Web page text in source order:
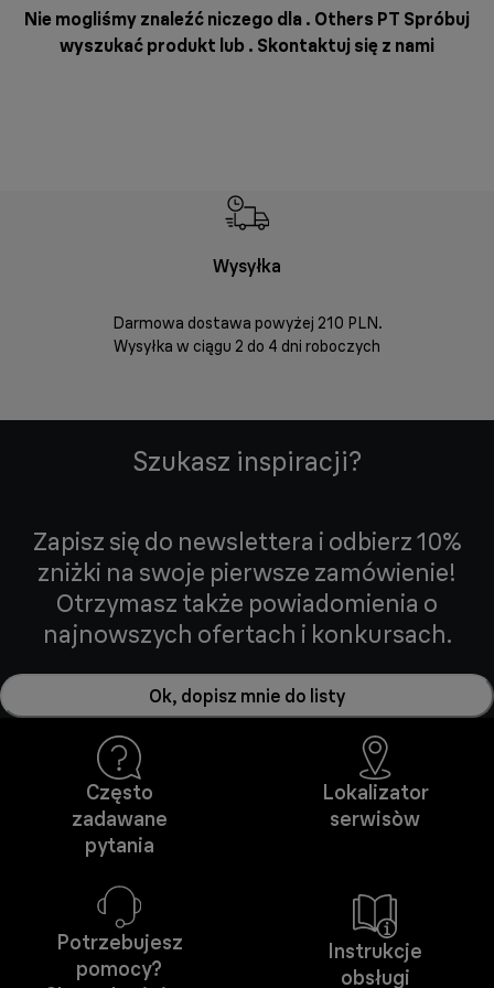
Nie mogliśmy znaleźć niczego dla . Others PT Spróbuj
wyszukać produkt lub . Skontaktuj się z nami
Wysyłka
Darmowa dostawa powyżej 210 PLN.
Wysyłka w ciągu 2 do 4 dni roboczych
Szukasz inspiracji?
Zapisz się do newslettera i odbierz 10%
zniżki na swoje pierwsze zamówienie!
Otrzymasz także powiadomienia o
najnowszych ofertach i konkursach.
Ok, dopisz mnie do listy
Często
zadawane
pytania
Lokalizator
serwisòw
Potrzebujesz
pomocy?
Instrukcje
obsługi